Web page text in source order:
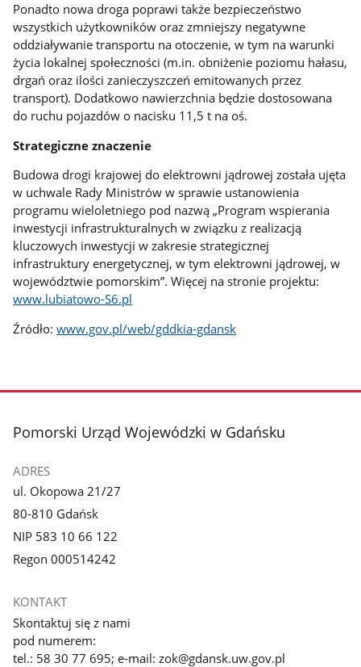
Ponadto nowa droga poprawi także bezpieczeństwo
wszystkich użytkowników oraz zmniejszy negatywne
oddziaływanie transportu na otoczenie, w tym na warunki
życia lokalnej społeczności (m.in. obniżenie poziomu hałasu,
drgań oraz ilości zanieczyszczeń emitowanych przez
transport). Dodatkowo nawierzchnia będzie dostosowana
do ruchu pojazdów o nacisku 11,5 t na oś.
Strategiczne znaczenie
Budowa drogi krajowej do elektrowni jądrowej została ujęta
w uchwale Rady Ministrów w sprawie ustanowienia
programu wieloletniego pod nazwą „Program wspierania
inwestycji infrastrukturalnych w związku z realizacją
kluczowych inwestycji w zakresie strategicznej
infrastruktury energetycznej, w tym elektrowni jądrowej, w
województwie pomorskim”. Więcej na stronie projektu:
www.lubiatowo-S6.pl
Źródło:www.gov.pl/web/gddkia-gdansk
stopka
Pomorski Urząd Wojewódzki w Gdańsku
ADRES
ul. Okopowa 21/27
80-810 Gdańsk
NIP 583 10 66 122
Regon 000514242
KONTAKT
Skontaktuj się z nami
pod numerem:
tel.: 58 30 77 695; e-mail: zok@gdansk.uw.gov.pl